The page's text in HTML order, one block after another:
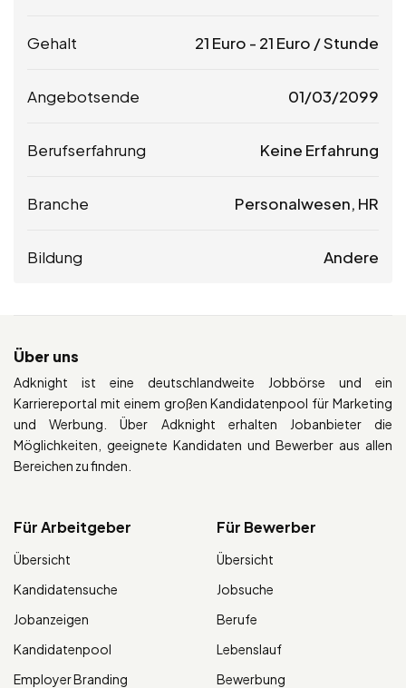
Gehalt 21 Euro - 21 Euro / Stunde
Angebotsende 01/03/2099
Berufserfahrung Keine Erfahrung
Branche Personalwesen, HR
Bildung Andere
Über uns
Adknight ist eine deutschlandweite Jobbörse und ein
Karriereportal mit einem großen Kandidatenpool für Marketing
und Werbung. Über Adknight erhalten Jobanbieter die
Möglichkeiten, geeignete Kandidaten und Bewerber aus allen
Bereichen zu finden.
Für Arbeitgeber
Übersicht
Kandidatensuche
Jobanzeigen
Kandidatenpool
Employer Branding
Für Bewerber
Übersicht
Jobsuche
Berufe
Lebenslauf
Bewerbung